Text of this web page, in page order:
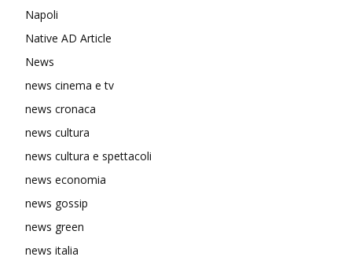
Napoli
Native AD Article
News
news cinema e tv
news cronaca
news cultura
news cultura e spettacoli
news economia
news gossip
news green
news italia